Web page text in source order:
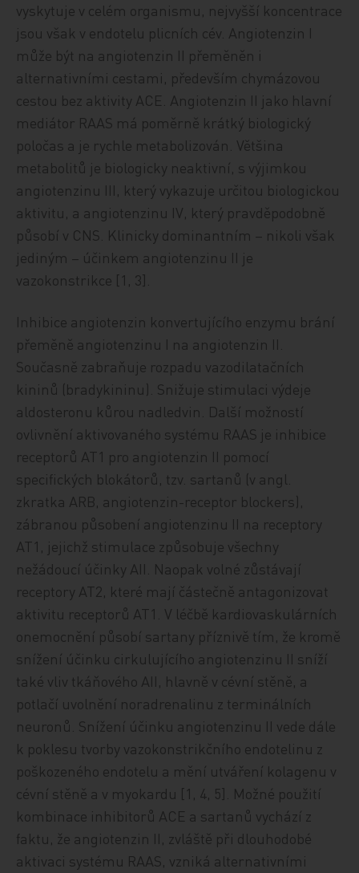
vyskytuje v celém organismu, nejvyšší koncentrace
jsou však v endotelu plicních cév. Angiotenzin I
může být na angiotenzin II přeměněn i
alternativními cestami, především chymázovou
cestou bez aktivity ACE. Angiotenzin II jako hlavní
mediátor RAAS má poměrně krátký biologický
poločas a je rychle metabolizován. Většina
metabolitů je biologicky neaktivní, s výjimkou
angiotenzinu III, který vykazuje určitou biologickou
aktivitu, a angiotenzinu IV, který pravděpodobně
působí v CNS. Klinicky dominantním – nikoli však
jediným – účinkem angiotenzinu II je
vazokonstrikce [1, 3].
Inhibice angiotenzin konvertujícího enzymu brání
přeměně angiotenzinu I na angiotenzin II.
Současně zabraňuje rozpadu vazodilatačních
kininů (bradykininu). Snižuje stimulaci výdeje
aldosteronu kůrou nadledvin. Další možností
ovlivnění aktivovaného systému RAAS je inhibice
receptorů AT1 pro angiotenzin II pomocí
specifických blokátorů, tzv. sartanů (v angl.
zkratka ARB, angiotenzin-receptor blockers),
zábranou působení angiotenzinu II na receptory
AT1, jejichž stimulace způsobuje všechny
nežádoucí účinky AII. Naopak volné zůstávají
receptory AT2, které mají částečně antagonizovat
aktivitu receptorů AT1. V léčbě kardiovaskulárních
onemocnění působí sartany příznivě tím, že kromě
snížení účinku cirkulujícího angiotenzinu II sníží
také vliv tkáňového AII, hlavně v cévní stěně, a
potlačí uvolnění noradrenalinu z terminálních
neuronů. Snížení účinku angiotenzinu II vede dále
k poklesu tvorby vazokonstrikčního endotelinu z
poškozeného endotelu a mění utváření kolagenu v
cévní stěně a v myokardu [1, 4, 5]. Možné použití
kombinace inhibitorů ACE a sartanů vychází z
faktu, že angiotenzin II, zvláště při dlouhodobé
aktivaci systému RAAS, vzniká alternativními